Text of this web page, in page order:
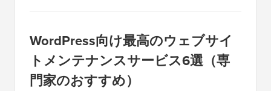
WordPress向け最高のウェブサイ
トメンテナンスサービス6選（専
門家のおすすめ）